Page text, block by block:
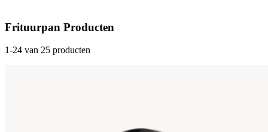
Frituurpan Producten
1-24 van 25 producten